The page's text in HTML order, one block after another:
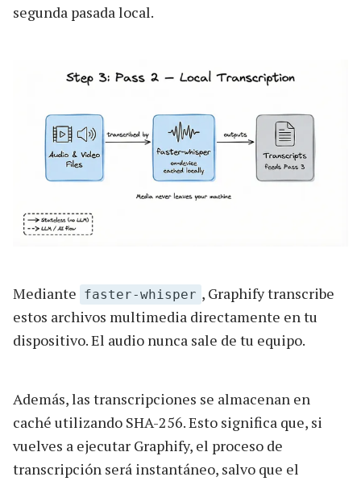
segunda pasada local.
Mediante faster-whisper , Graphify transcribe
estos archivos multimedia directamente en tu
dispositivo. El audio nunca sale de tu equipo.
Además, las transcripciones se almacenan en
caché utilizando SHA-256. Esto significa que, si
vuelves a ejecutar Graphify, el proceso de
transcripción será instantáneo, salvo que el